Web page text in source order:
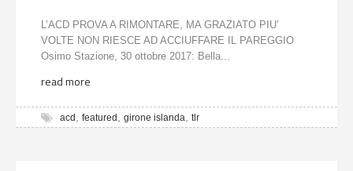
L’ACD PROVA A RIMONTARE, MA GRAZIATO PIU’
VOLTE NON RIESCE AD ACCIUFFARE IL PAREGGIO
Osimo Stazione, 30 ottobre 2017: Bella...
read more
acd featured girone islanda tlr